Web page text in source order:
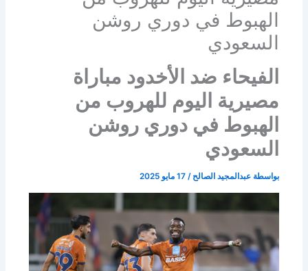
الهبوط في دوري روشن
السعودي
الفيحاء ضد الأخدود مباراة
مصيرية اليوم للهروب من
الهبوط في دوري روشن
السعودي
بواسطة عبدالمجيد الصالح/17 مايو 2025